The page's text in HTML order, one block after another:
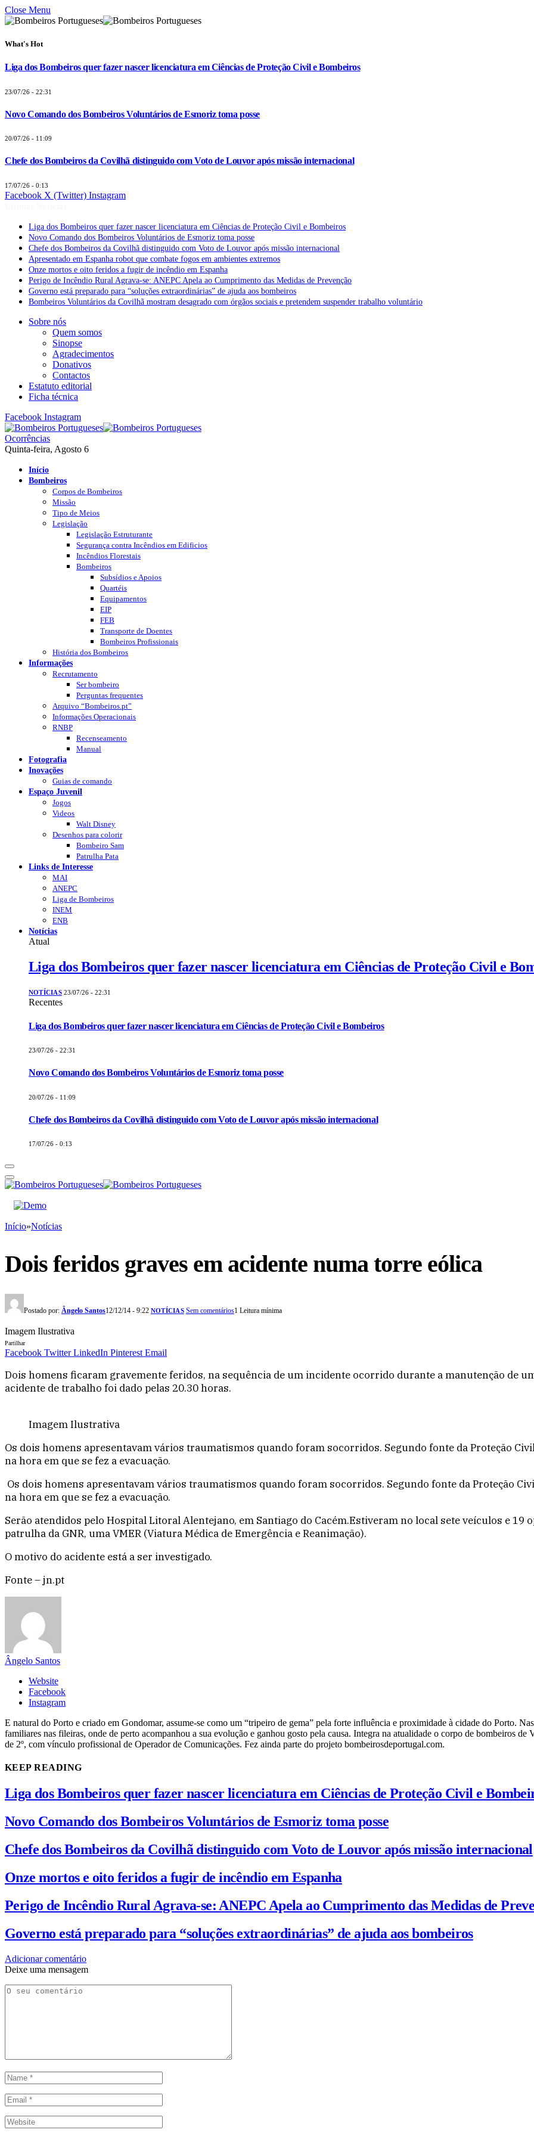
Close Menu
What's Hot
Liga dos Bombeiros quer fazer nascer licenciatura em Ciências de Proteção Civil e Bombeiros
23/07/26 - 22:31
Novo Comando dos Bombeiros Voluntários de Esmoriz toma posse
20/07/26 - 11:09
Chefe dos Bombeiros da Covilhã distinguido com Voto de Louvor após missão internacional
17/07/26 - 0:13
Facebook X (Twitter) Instagram
Liga dos Bombeiros quer fazer nascer licenciatura em Ciências de Proteção Civil e Bombeiros
Novo Comando dos Bombeiros Voluntários de Esmoriz toma posse
Chefe dos Bombeiros da Covilhã distinguido com Voto de Louvor após missão internacional
Apresentado em Espanha robot que combate fogos em ambientes extremos
Onze mortos e oito feridos a fugir de incêndio em Espanha
Perigo de Incêndio Rural Agrava-se: ANEPC Apela ao Cumprimento das Medidas de Prevenção
Governo está preparado para “soluções extraordinárias” de ajuda aos bombeiros
Bombeiros Voluntários da Covilhã mostram desagrado com órgãos sociais e pretendem suspender trabalho voluntário
Sobre nós
Quem somos
Sinopse
Agradecimentos
Donativos
Contactos
Estatuto editorial
Ficha técnica
Facebook Instagram
Ocorrências
Quinta-feira, Agosto 6
Início
Bombeiros
Corpos de Bombeiros
Missão
Tipo de Meios
Legislação
Legislação Estruturante
Segurança contra Incêndios em Edificios
Incêndios Florestais
Bombeiros
Subsídios e Apoios
Quartéis
Equipamentos
EIP
FEB
Transporte de Doentes
Bombeiros Profissionais
História dos Bombeiros
Informações
Recrutamento
Ser bombeiro
Perguntas frequentes
Arquivo “Bombeiros.pt”
Informações Operacionais
RNBP
Recenseamento
Manual
Fotografia
Inovações
Guias de comando
Espaço Juvenil
Jogos
Videos
Walt Disney
Desenhos para colorir
Bombeiro Sam
Patrulha Pata
Links de Interesse
MAI
ANEPC
Liga de Bombeiros
INEM
ENB
Notícias
Atual
Liga dos Bombeiros quer fazer nascer licenciatura em Ciências de Proteção Civil e
NOTÍCIAS 23/07/26 - 22:31
Recentes
Liga dos Bombeiros quer fazer nascer licenciatura em Ciências de Proteção Civil e Bombeiros
23/07/26 - 22:31
Novo Comando dos Bombeiros Voluntários de Esmoriz toma posse
20/07/26 - 11:09
Chefe dos Bombeiros da Covilhã distinguido com Voto de Louvor após missão internacional
17/07/26 - 0:13
Início»Notícias
Dois feridos graves em acidente numa torre eólica
Postado por: Ângelo Santos12/12/14 - 9:22 NOTÍCIAS Sem comentários1 Leitura mínima
Imagem Ilustrativa
Partilhar
Facebook Twitter LinkedIn Pinterest Email
Dois homens ficaram gravemente feridos, na sequência de um incidente ocorrido durante a manutenção de
acidente de trabalho foi dado pelas 20.30 horas.
Imagem Ilustrativa
Os dois homens apresentavam vários traumatismos quando foram socorridos. Segundo fonte da Proteção
na hora em que se fez a evacuação.
Os dois homens apresentavam vários traumatismos quando foram socorridos. Segundo fonte da Proteção
na hora em que se fez a evacuação.
Serão atendidos pelo Hospital Litoral Alentejano, em Santiago do Cacém.Estiveram no local sete veículos e
patrulha da GNR, uma VMER (Viatura Médica de Emergência e Reanimação).
O motivo do acidente está a ser investigado.
Fonte – jn.pt
Ângelo Santos
Website
Facebook
Instagram
E natural do Porto e criado em Gondomar, assume-se como um “tripeiro de gema” pela forte influência e proximidade à cidade do Porto.
familiares nas fileiras, onde de perto acompanhou a sua evolução e ganhou gosto pela causa. Integra na atualidade o corpo de bombeiros
de 2º, com vínculo profissional de Operador de Comunicações. Fez ainda parte do projeto bombeirosdeportugal.com.
KEEP READING
Liga dos Bombeiros quer fazer nascer licenciatura em Ciências de Proteção Civil e
Novo Comando dos Bombeiros Voluntários de Esmoriz toma posse
Chefe dos Bombeiros da Covilhã distinguido com Voto de Louvor após missão internacional
Onze mortos e oito feridos a fugir de incêndio em Espanha
Perigo de Incêndio Rural Agrava-se: ANEPC Apela ao Cumprimento das Medidas de
Governo está preparado para “soluções extraordinárias” de ajuda aos bombeiros
Adicionar comentário
Deixe uma mensagem